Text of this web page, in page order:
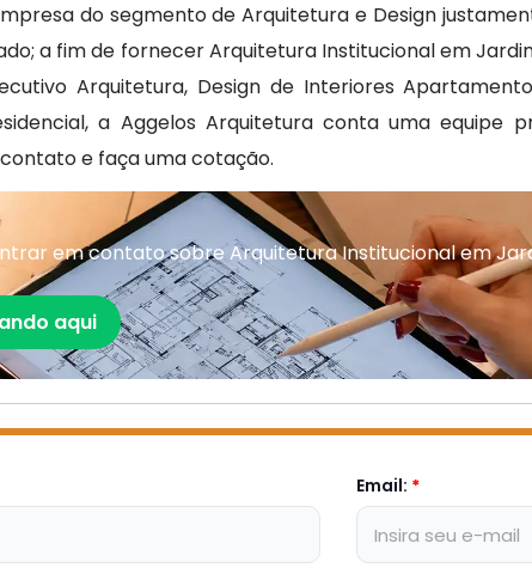
do segmento de Arquitetura e Design
a fim de fornecer Arquitetura Institucional em
Arquitetura, Design de Interiores
a Aggelos Arquitetura conta uma
e faça uma cotação.
em contato sobre Arquitetura Institucional em
aqui
Email: *